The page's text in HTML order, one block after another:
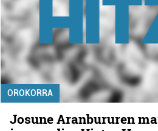
OROKORRA
Josune Aranbururen